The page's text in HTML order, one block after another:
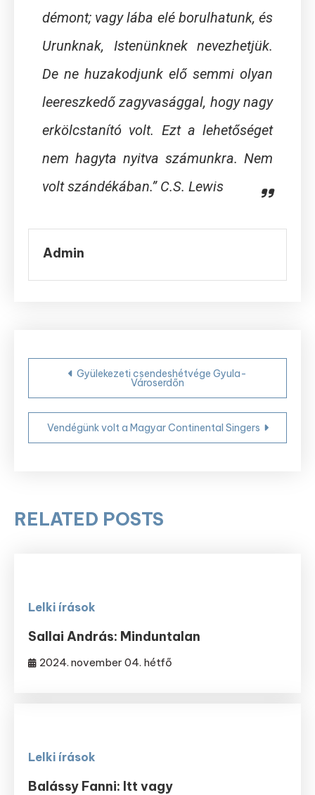
démont; vagy lába elé borulhatunk, és
Urunknak, Istenünknek nevezhetjük.
De ne huzakodjunk elő semmi olyan
leereszkedő zagyvasággal, hogy nagy
erkölcstanító volt. Ezt a lehetőséget
nem hagyta nyitva számunkra. Nem
volt szándékában.” C.S. Lewis
Admin
Bejegyzés
navigáció
Gyülekezeti csendeshétvége Gyula-
Városerdőn
Vendégünk volt a Magyar Continental Singers
RELATED POSTS
Lelki írások
Sallai András: Minduntalan
2024. november 04. hétfő
Lelki írások
Balássy Fanni: Itt vagy